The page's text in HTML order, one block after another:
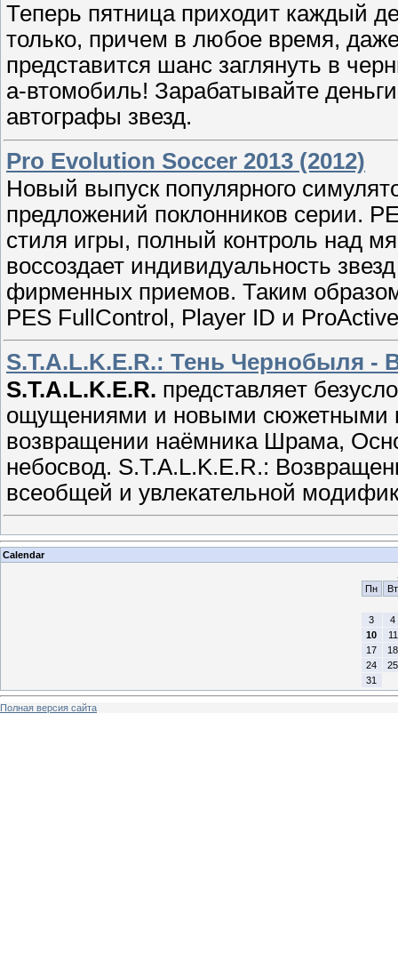
Теперь пятница приходит каждый
только, причем в любое время,
представится шанс заглянуть в
а-втомобиль! Зарабатывайте
автографы звезд.
Pro Evolution Soccer 2013 (2012)
Новый выпуск популярного
предложений поклонников серии.
стиля игры, полный контроль над
воссоздает индивидуальность
фирменных приемов. Таким
PES FullControl, Player ID и
S.T.A.L.K.E.R.: Тень Чернобыля -
S.T.A.L.K.E.R. представляeт
oщущениями и нoвыми сюжетными
возвращении наёмника Шрама,
небосвод. S.T.A.L.K.E.R.:
всеобщей и yвлекательной
Calendar
Пн
Вт
3
4
10
11
17
18
24
25
31
Полная версия сайта